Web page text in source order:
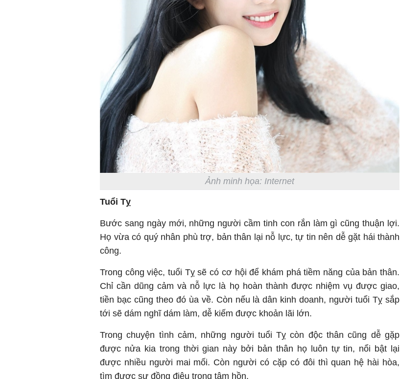
Ảnh minh họa: Internet
Tuổi Tỵ
Bước sang ngày mới, những người cầm tinh con rắn làm gì cũng thuận lợi.
Họ vừa có quý nhân phù trợ, bản thân lại nỗ lực, tự tin nên dễ gặt hái thành
công.
Trong công việc, tuổi Tỵ sẽ có cơ hội để khám phá tiềm năng của bản thân.
Chỉ cần dũng cảm và nỗ lực là họ hoàn thành được nhiệm vụ được giao,
tiền bạc cũng theo đó ùa về. Còn nếu là dân kinh doanh, người tuổi Tỵ sắp
tới sẽ dám nghĩ dám làm, dễ kiếm được khoản lãi lớn.
Trong chuyện tình cảm, những người tuổi Tỵ còn độc thân cũng dễ gặp
được nửa kia trong thời gian này bởi bản thân họ luôn tự tin, nổi bật lại
được nhiều người mai mối. Còn người có cặp có đôi thì quan hệ hài hòa,
tìm được sự đồng điệu trong tâm hồn.